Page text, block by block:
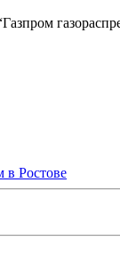
в Ростове